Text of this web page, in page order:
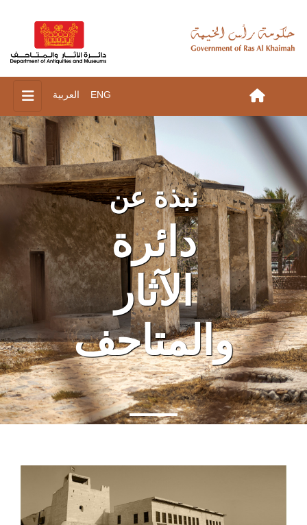
ENG العربية
نبذة عن
دائرة
الآثار
والمتاحف